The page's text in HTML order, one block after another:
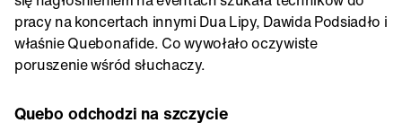
pracy na koncertach innymi Dua Lipy, Dawida Podsiadło i
właśnie Quebonafide. Co wywołało oczywiste
poruszenie wśród słuchaczy.
Quebo odchodzi na szczycie